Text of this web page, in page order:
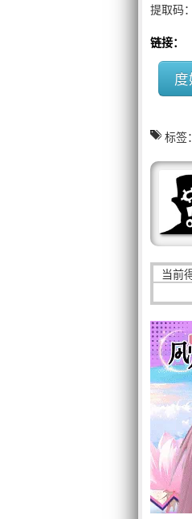
提取码：
链接：
标签：
当前